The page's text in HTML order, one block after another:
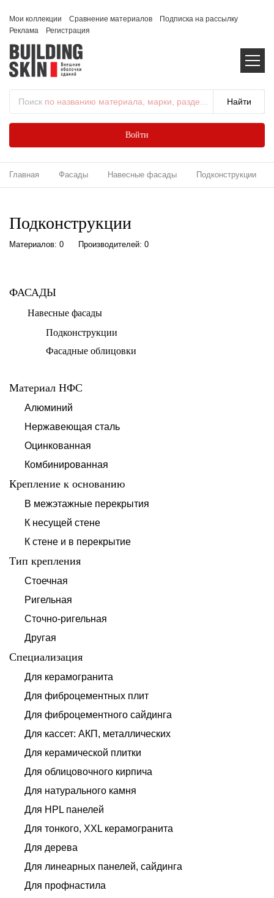
Мои коллекции Сравнение материалов
Подписка на рассылку
Реклама
Регистрация
Поиск по названию материала, марки, раздела...
Войти
Главная Фасады Навесные фасады Подконструкции
Подконструкции
Материалов: 0 Производителей: 0
ФАСАДЫ
Навесные фасады
Подконструкции
Фасадные облицовки
Материал НФС
Алюминий
Нержавеющая сталь
Оцинкованная
Комбинированная
Крепление к основанию
В межэтажные перекрытия
К несущей стене
К стене и в перекрытие
Тип крепления
Стоечная
Ригельная
Сточно-ригельная
Другая
Специализация
Для керамогранита
Для фиброцементных плит
Для фиброцементного сайдинга
Для кассет: АКП, металлических
Для керамической плитки
Для облицовочного кирпича
Для натурального камня
Для HPL панелей
Для тонкого, XXL керамогранита
Для дерева
Для линеарных панелей, сайдинга
Для профнастила